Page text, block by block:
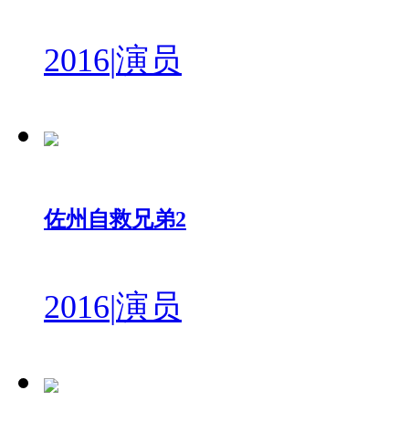
2016|演员
佐州自救兄弟2
2016|演员